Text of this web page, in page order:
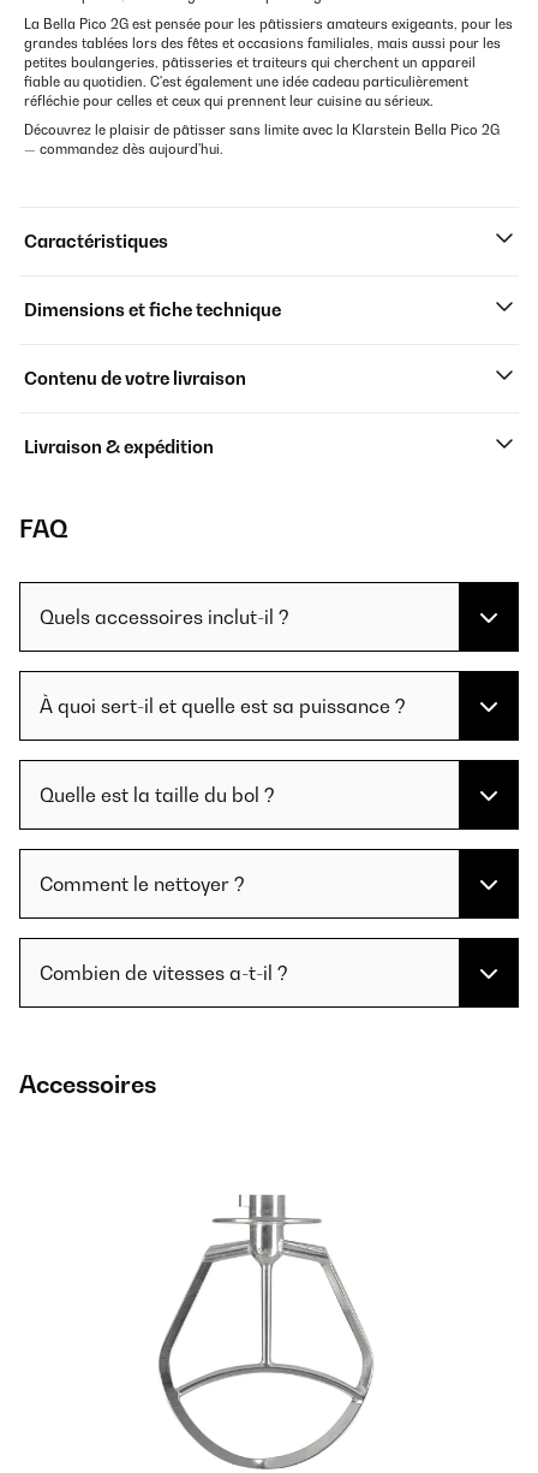
La Bella Pico 2G est pensée pour les pâtissiers amateurs exigeants, pour les
grandes tablées lors des fêtes et occasions familiales, mais aussi pour les
petites boulangeries, pâtisseries et traiteurs qui cherchent un appareil
fiable au quotidien. C'est également une idée cadeau particulièrement
réfléchie pour celles et ceux qui prennent leur cuisine au sérieux.
Découvrez le plaisir de pâtisser sans limite avec la Klarstein Bella Pico 2G
— commandez dès aujourd'hui.
Caractéristiques
Dimensions et fiche technique
Contenu de votre livraison
Livraison & expédition
FAQ
Quels accessoires inclut-il ?
À quoi sert-il et quelle est sa puissance ?
Quelle est la taille du bol ?
Comment le nettoyer ?
Combien de vitesses a-t-il ?
Accessoires